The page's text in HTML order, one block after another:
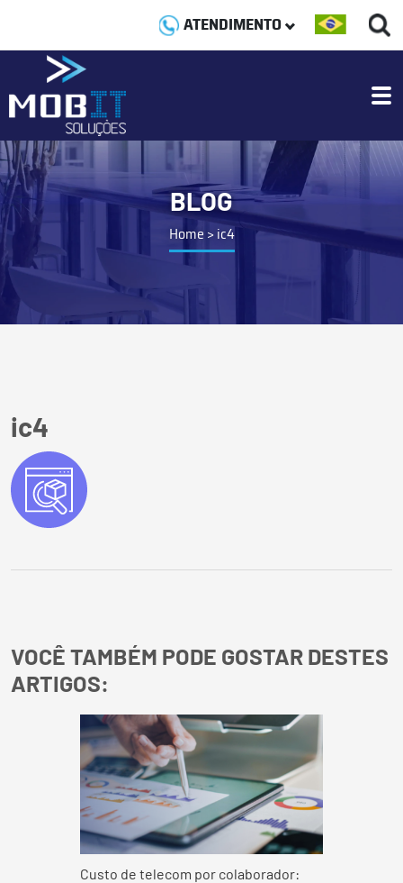
ATENDIMENTO
BLOG
Home > ic4
ic4
VOCÊ TAMBÉM PODE GOSTAR DESTES
ARTIGOS:
Custo de telecom por colaborador: